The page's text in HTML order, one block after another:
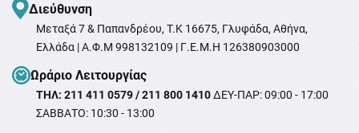
Διεύθυνση
Μεταξά 7 & Παπανδρέου, T.K 16675, Γλυφάδα, Αθήνα,
Ελλάδα | Α.Φ.Μ 998132109 | Γ.Ε.Μ.Η 126380903000
Ωράριο Λειτουργίας
ΤΗΛ: 211 411 0579 / 211 800 1410ΔΕΥ-ΠΑΡ: 09:00 - 17:00
ΣΑΒΒΑΤΟ: 10:30 - 13:00